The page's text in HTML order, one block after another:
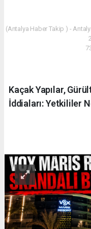
(Antalya Haber Takip ) -
Kaçak Yapılar,
İddiaları: Yetkililer